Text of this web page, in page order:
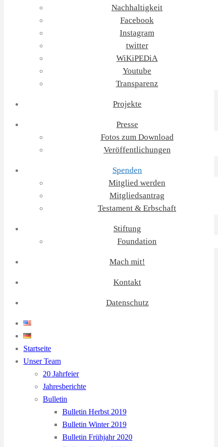
Nachhaltigkeit
Facebook
Instagram
twitter
WiKiPEDiA
Youtube
Transparenz
Projekte
Presse
Fotos zum Download
Veröffentlichungen
Spenden
Mitglied werden
Mitgliedsantrag
Testament & Erbschaft
Stiftung
Foundation
Mach mit!
Kontakt
Datenschutz
Startseite
Unser Team
20 Jahrfeier
Jahresberichte
Bulletin
Bulletin Herbst 2019
Bulletin Winter 2019
Bulletin Frühjahr 2020